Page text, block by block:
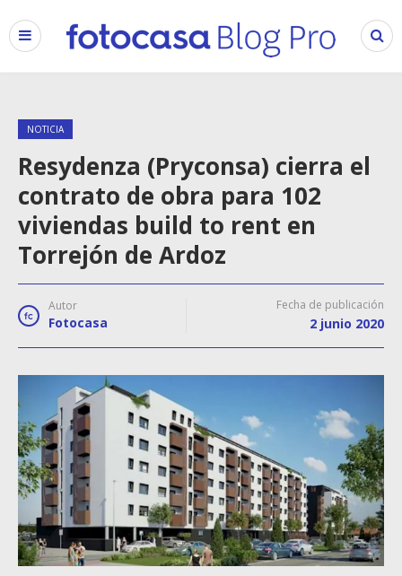
NOTICIA
Resydenza (Pryconsa) cierra el
contrato de obra para 102
viviendas build to rent en
Torrejón de Ardoz
Autor
Fotocasa
Fecha de publicación
2 junio 2020